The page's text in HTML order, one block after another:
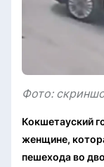
Фото:
Кокшетауский
женщине,
пешехода во